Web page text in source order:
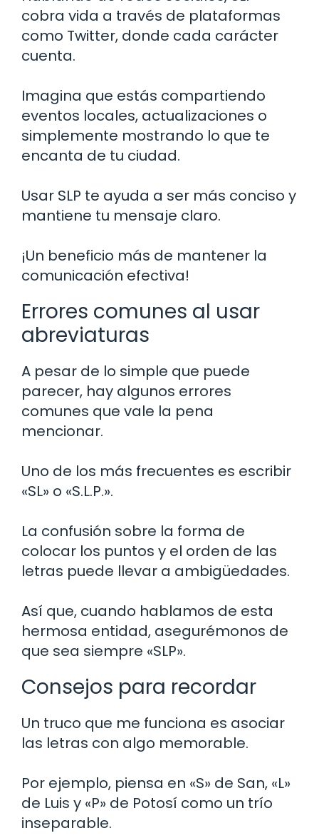
cobra vida a través de plataformas
como Twitter, donde cada carácter
cuenta.
Imagina que estás compartiendo
eventos locales, actualizaciones o
simplemente mostrando lo que te
encanta de tu ciudad.
Usar SLP te ayuda a ser más conciso y
mantiene tu mensaje claro.
¡Un beneficio más de mantener la
comunicación efectiva!
Errores comunes al usar
abreviaturas
A pesar de lo simple que puede
parecer, hay algunos errores
comunes que vale la pena
mencionar.
Uno de los más frecuentes es escribir
«SL» o «S.L.P.».
La confusión sobre la forma de
colocar los puntos y el orden de las
letras puede llevar a ambigüedades.
Así que, cuando hablamos de esta
hermosa entidad, asegurémonos de
que sea siempre «SLP».
Consejos para recordar
Un truco que me funciona es asociar
las letras con algo memorable.
Por ejemplo, piensa en «S» de San, «L»
de Luis y «P» de Potosí como un trío
inseparable.